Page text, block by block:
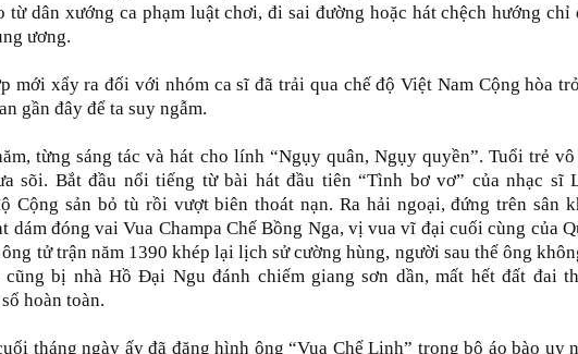
từ dân xướng ca phạm luật chơi, đi sai đường hoặc hát chệch hướng chỉ
ương.
mới xẩy ra đối với nhóm ca sĩ đã trải qua chế độ Việt Nam Cộng hòa
gần đây để ta suy ngẫm.
từng sáng tác và hát cho lính “Ngụy quân, Ngụy quyền”. Tuổi trẻ vô
sõi. Bắt đầu nổi tiếng từ bài hát đầu tiên “Tình bơ vơ” của nhạc sĩ
Cộng sản bỏ tù rồi vượt biên thoát nạn. Ra hải ngoại, đứng trên sân
dám đóng vai Vua Champa Chế Bồng Nga, vị vua vĩ đại cuối cùng của
tử trận năm 1390 khép lại lịch sử cường hùng, người sau thế ông
cũng bị nhà Hồ Đại Ngu đánh chiếm giang sơn dần, mất hết đất đai
hoàn toàn.
tháng ngày ấy đã đăng hình ông “Vua Chế Linh” trong bộ áo bào uy